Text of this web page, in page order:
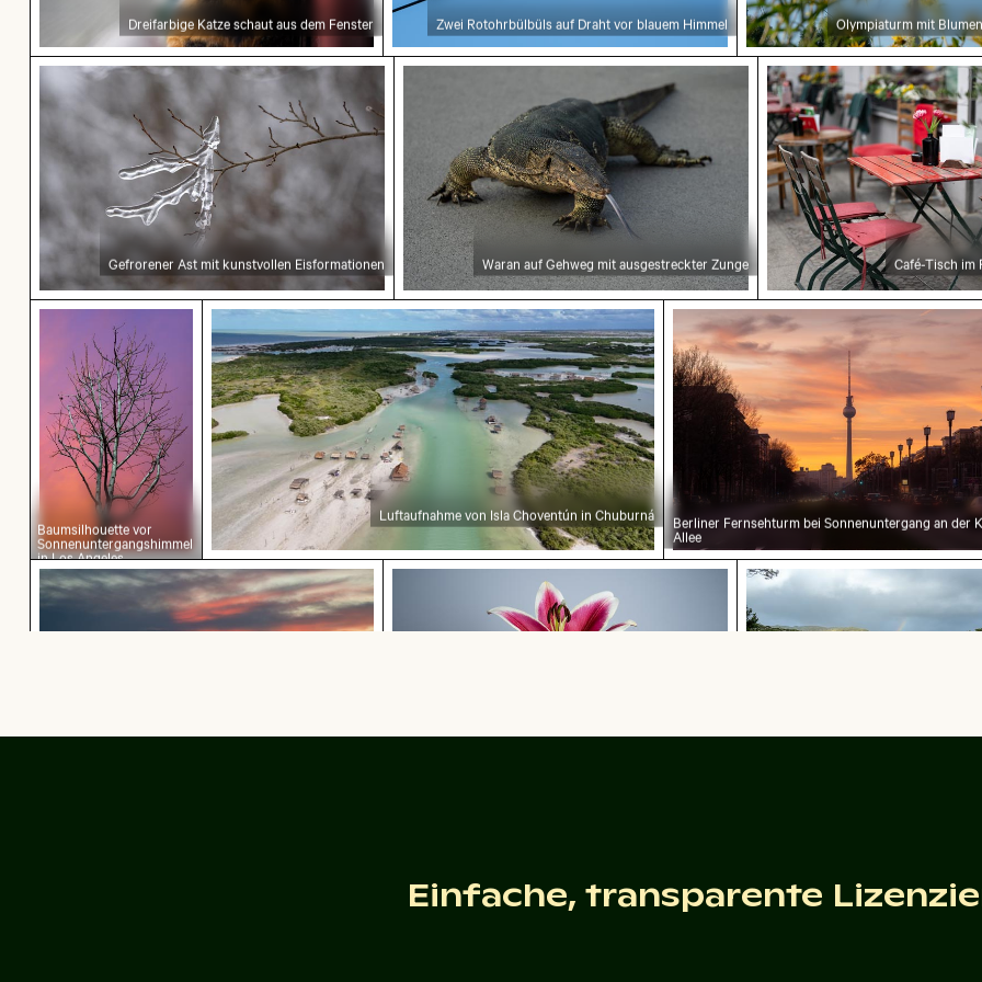
Dreifarbige Katze schaut aus dem Fenster Zwei Rotohrbülbüls auf Draht vor blauem Himmel Olympiaturm mit
Gefrorener Ast mit kunstvollen Eisformationen
Gefrorener Ast mit kunstvollen Eisformationen
Waran auf Gehweg mit ausgestreckter Zunge
Waran auf Gehweg mit ausgestreckter Zunge
Café-Tisch im Freien
Café-Tisch im
Baumsilhouette vor Sonnenuntergangshimmel in Los Angeles
Baumsilhouette vor
Sonnenuntergangshimmel
in Los Angeles
Luftaufnahme von Isla Choventún in Chuburná
Luftaufnahme von Isla Choventún in Chuburná
Berliner Fernsehturm bei
Berliner Fernsehturm bei Sonnenuntergang an der
Allee
Sonnenuntergang über Steg mit StrohdachunterstandLeuchtende rosa Lilien vor sanftem HintergrundChamarel Wasserfall
Einfache, transparente